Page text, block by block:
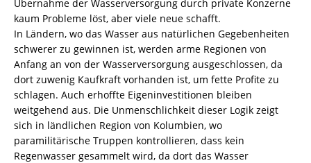
Übernahme der Wasserversorgung durch private Konzerne
kaum Probleme löst, aber viele neue schafft.
In Ländern, wo das Wasser aus natürlichen Gegebenheiten
schwerer zu gewinnen ist, werden arme Regionen von
Anfang an von der Wasserversorgung ausgeschlossen, da
dort zuwenig Kaufkraft vorhanden ist, um fette Profite zu
schlagen. Auch erhoffte Eigeninvestitionen bleiben
weitgehend aus. Die Unmenschlichkeit dieser Logik zeigt
sich in ländlichen Region von Kolumbien, wo
paramilitärische Truppen kontrollieren, dass kein
Regenwasser gesammelt wird, da dort das Wasser